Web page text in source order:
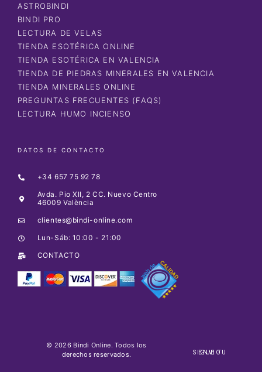
ASTROBINDI
BINDI PRO
LECTURA DE VELAS
TIENDA ESOTÉRICA ONLINE
TIENDA ESOTÉRICA EN VALENCIA
TIENDA DE PIEDRAS MINERALES EN VALENCIA
TIENDA MINERALES ONLINE
PREGUNTAS FRECUENTES (FAQS)
LECTURA HUMO INCIENSO
DATOS DE CONTACTO
+34 657 75 92 78
Avda. Pio XII, 2 CC. Nuevo Centro
46009 València
clientes@bindi-online.com
Lun-Sáb: 10:00 - 21:00
CONTACTO
© 2026 Bindi Online. Todos los
derechos reservados.
SIGUE TU ENVIO